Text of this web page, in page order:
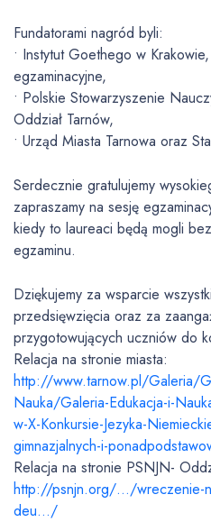
Fundatorami nagród byli:
• Instytut Goethego w
egzaminacyjne,
• Polskie Stowarzyszenie
Oddział Tarnów,
• Urząd Miasta Tarnowa oraz
Serdecznie gratulujemy
zapraszamy na sesję
kiedy to laureaci będą mogli
egzaminu.
Dziękujemy za wsparcie
przedsięwzięcia oraz za
przygotowujących uczniów do
Relacja na stronie miasta:
http://www.tarnow.pl/Galeria/
Nauka/Galeria-Edukacja-i-
w-X-Konkursie-Jezyka-
gimnazjalnych-i-
Relacja na stronie PSNJN-
http://psnjn.org/…/wreczenie-
deu…/